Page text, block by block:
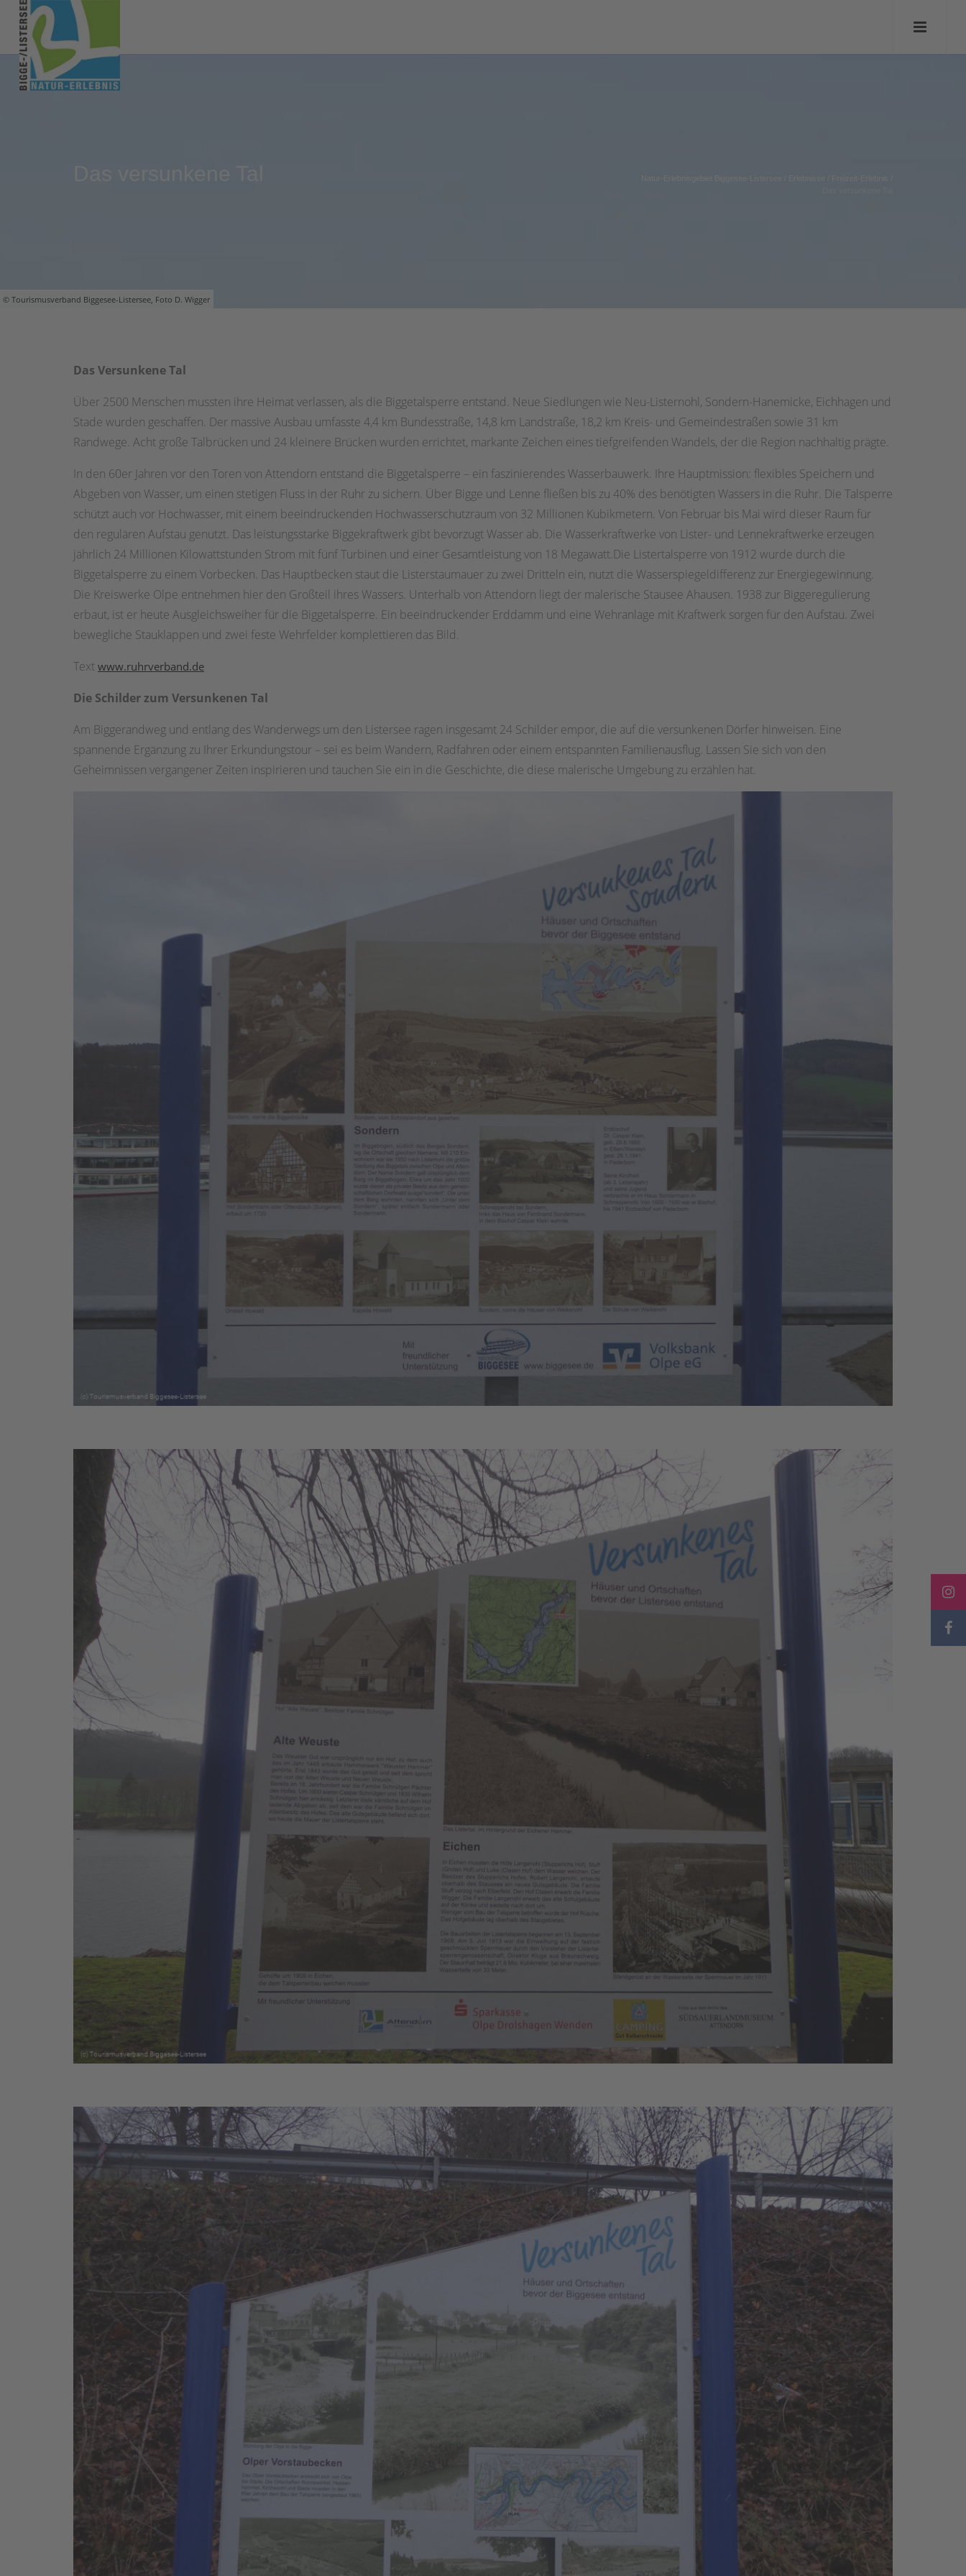
© Tourismusverband Biggesee-Listersee, Foto D. Wigger
Das Versunkene Tal
Über 2500 Menschen mussten ihre Heimat verlassen, als die Biggetalsperre entstand. Neue Siedlungen wie Neu-Listernohl, Sondern-Hanemicke, Eichhagen und
Stade wurden geschaffen. Der massive Ausbau umfasste 4,4 km Bundesstraße, 14,8 km Landstraße, 18,2 km Kreis- und Gemeindestraßen sowie 31 km
Randwege. Acht große Talbrücken und 24 kleinere Brücken wurden errichtet, markante Zeichen eines tiefgreifenden Wandels, der die Region nachhaltig prägte.
In den 60er Jahren vor den Toren von Attendorn entstand die Biggetalsperre – ein faszinierendes Wasserbauwerk. Ihre Hauptmission: flexibles Speichern und
Abgeben von Wasser, um einen stetigen Fluss in der Ruhr zu sichern. Über Bigge und Lenne fließen bis zu 40% des benötigten Wassers in die Ruhr. Die Talsperre
schützt auch vor Hochwasser, mit einem beeindruckenden Hochwasserschutzraum von 32 Millionen Kubikmetern. Von Februar bis Mai wird dieser Raum für
den regulären Aufstau genutzt. Das leistungsstarke Biggekraftwerk gibt bevorzugt Wasser ab. Die Wasserkraftwerke von Lister- und Lennekraftwerke erzeugen
jährlich 24 Millionen Kilowattstunden Strom mit fünf Turbinen und einer Gesamtleistung von 18 Megawatt.Die Listertalsperre von 1912 wurde durch die
Biggetalsperre zu einem Vorbecken. Das Hauptbecken staut die Listerstaumauer zu zwei Dritteln ein, nutzt die Wasserspiegeldifferenz zur Energiegewinnung.
Die Kreiswerke Olpe entnehmen hier den Großteil ihres Wassers. Unterhalb von Attendorn liegt der malerische Stausee Ahausen. 1938 zur Biggeregulierung
erbaut, ist er heute Ausgleichsweiher für die Biggetalsperre. Ein beeindruckender Erddamm und eine Wehranlage mit Kraftwerk sorgen für den Aufstau. Zwei
bewegliche Stauklappen und zwei feste Wehrfelder komplettieren das Bild.
Text www.ruhrverband.de
Die Schilder zum Versunkenen Tal
Am Biggerandweg und entlang des Wanderwegs um den Listersee ragen insgesamt 24 Schilder empor, die auf die versunkenen Dörfer hinweisen. Eine
spannende Ergänzung zu Ihrer Erkundungstour – sei es beim Wandern, Radfahren oder einem entspannten Familienausflug. Lassen Sie sich von den
Geheimnissen vergangener Zeiten inspirieren und tauchen Sie ein in die Geschichte, die diese malerische Umgebung zu erzählen hat.